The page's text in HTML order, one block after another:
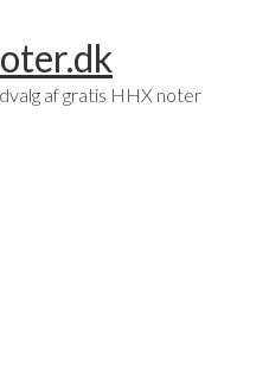
af gratis HHX noter